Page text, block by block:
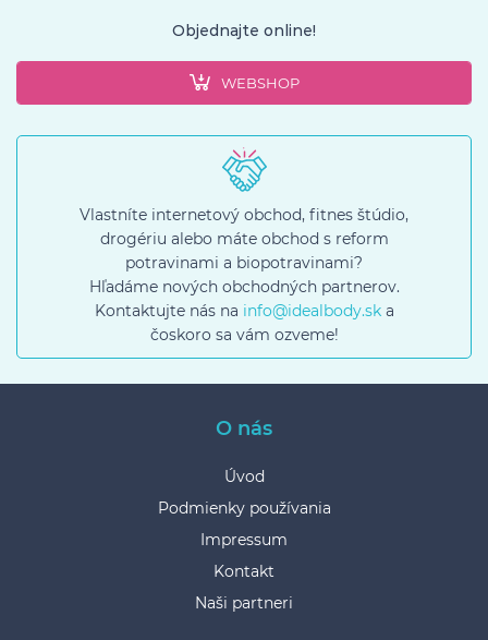
Objednajte online!
WEBSHOP
Vlastníte internetový obchod, fitnes štúdio,
drogériu alebo máte obchod s reform
potravinami a biopotravinami?
Hľadáme nových obchodných partnerov.
Kontaktujte nás na info@idealbody.ska
čoskoro sa vám ozveme!
O nás
Úvod
Podmienky používania
Impressum
Kontakt
Naši partneri